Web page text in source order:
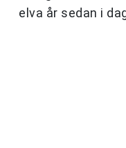
elva år sedan i